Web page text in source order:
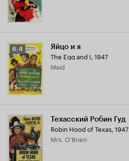
Рейтинг
Кинопоиска
6.4
6.4 Яйцо и я
The Egg and I, 1947
Maid
Техасский Робин Гуд
Robin Hood of Texas, 1947
Mrs. O'Brien